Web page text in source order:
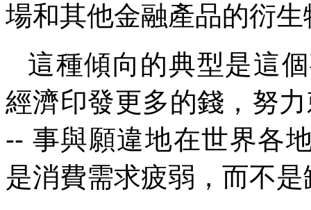
場和其他金融產品的衍生
這種傾向的典型是這
經濟印發更多的錢，努
-- 事與願違地在世界各
是消費需求疲弱，而不